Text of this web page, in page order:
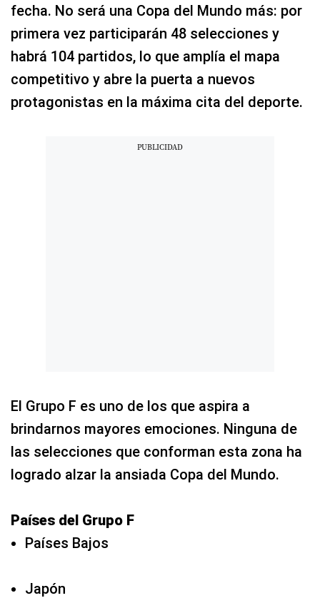
fecha. No será una Copa del Mundo más: por
primera vez participarán 48 selecciones y
habrá 104 partidos, lo que amplía el mapa
competitivo y abre la puerta a nuevos
protagonistas en la máxima cita del deporte.
El Grupo F es uno de los que aspira a
brindarnos mayores emociones. Ninguna de
las selecciones que conforman esta zona ha
logrado alzar la ansiada Copa del Mundo.
Países del Grupo F
Países Bajos
Japón